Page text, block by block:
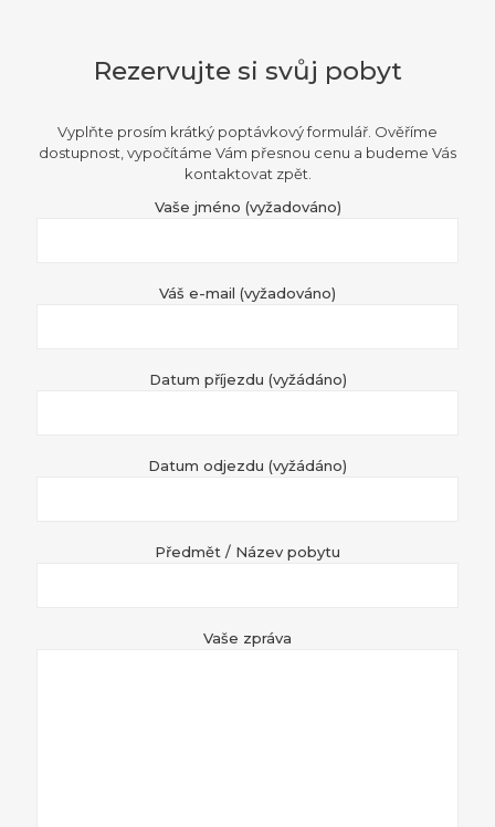
Rezervujte si svůj pobyt
Vyplňte prosím krátký poptávkový formulář. Ověříme
dostupnost, vypočítáme Vám přesnou cenu a budeme Vás
kontaktovat zpět.
Vaše jméno (vyžadováno)
Váš e-mail (vyžadováno)
Datum příjezdu (vyžádáno)
Datum odjezdu (vyžádáno)
Předmět / Název pobytu
Vaše zpráva